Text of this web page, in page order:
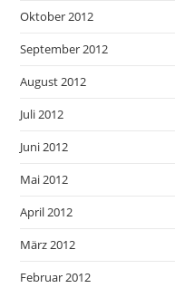
Oktober 2012
September 2012
August 2012
Juli 2012
Juni 2012
Mai 2012
April 2012
März 2012
Februar 2012